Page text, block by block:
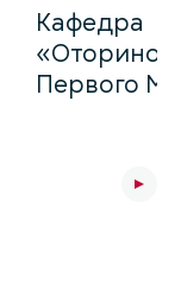
Кафедра
Первого